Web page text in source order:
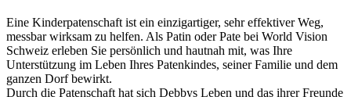
Eine Kinderpatenschaft ist ein einzigartiger, sehr effektiver Weg,
messbar wirksam zu helfen. Als Patin oder Pate bei World Vision
Schweiz erleben Sie persönlich und hautnah mit, was Ihre
Unterstützung im Leben Ihres Patenkindes, seiner Familie und dem
ganzen Dorf bewirkt.
Durch die Patenschaft hat sich Debbys Leben und das ihrer Freunde